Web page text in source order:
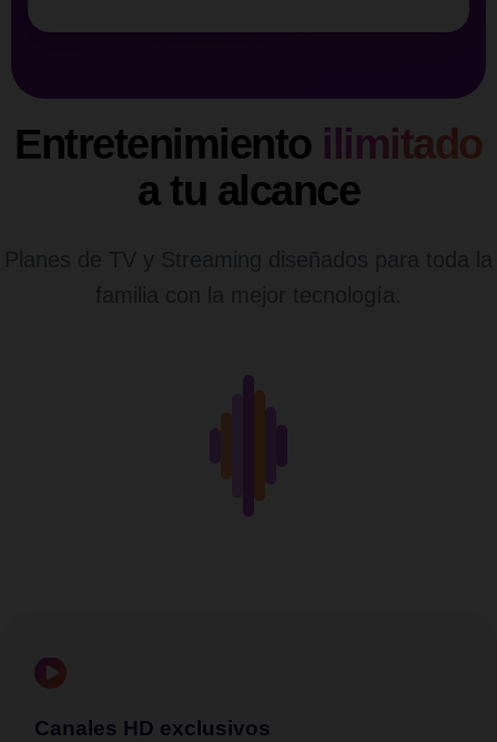
Entretenimiento ilimitado
a tu alcance
Canales HD exclusivos